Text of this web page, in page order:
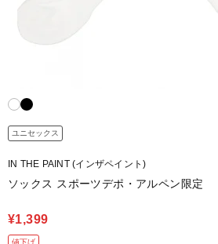
ユニセックス
IN THE PAINT (インザペイント)
ソックス スポーツデポ・アルペン限定
¥1,399
値下げ